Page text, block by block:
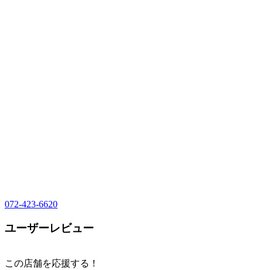
072-423-6620
ユーザーレビュー
この店舗を応援する！